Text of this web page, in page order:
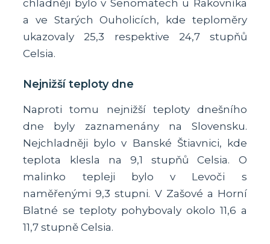
chladněji bylo v Senomatech u Rakovníka
a ve Starých Ouholicích, kde teploměry
ukazovaly 25,3 respektive 24,7 stupňů
Celsia.
Nejnižší teploty dne
Naproti tomu nejnižší teploty dnešního
dne byly zaznamenány na Slovensku.
Nejchladněji bylo v Banské Štiavnici, kde
teplota klesla na 9,1 stupňů Celsia. O
malinko tepleji bylo v Levoči s
naměřenými 9,3 stupni. V Zašové a Horní
Blatné se teploty pohybovaly okolo 11,6 a
11,7 stupně Celsia.